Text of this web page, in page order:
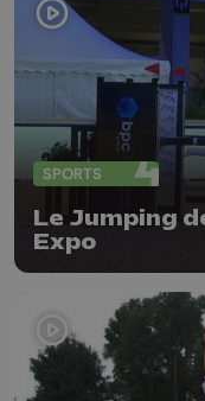
SPORTS
Le Jumping
Expo